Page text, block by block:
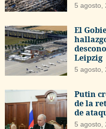
5 agosto,
El
Leipzig
5 agosto,
Putin
de la
de
5 agosto,